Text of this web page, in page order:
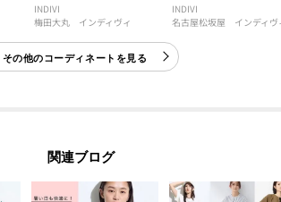
INDIVI
梅田大丸 インディヴィ
INDIVI
名古屋松坂屋 インディヴ
その他のコーディネートを見る
関連ブログ